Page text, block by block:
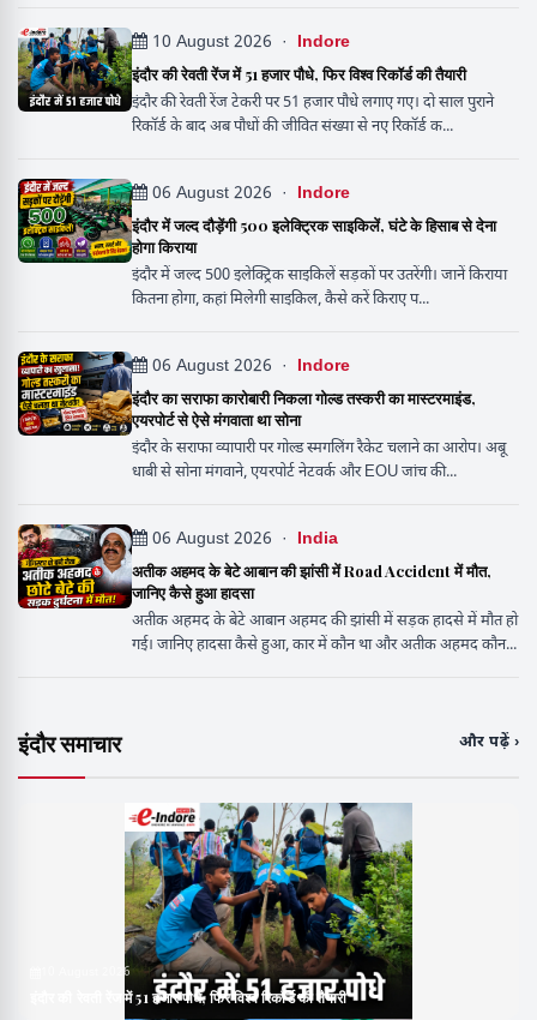
10 August 2026 · Indore
इंदौर की रेवती रेंज में 51 हजार पौधे, फिर विश्व रिकॉर्ड की तैयारी
इंदौर की रेवती रेंज टेकरी पर 51 हजार पौधे लगाए गए। दो साल पुराने
रिकॉर्ड के बाद अब पौधों की जीवित संख्या से नए रिकॉर्ड क...
06 August 2026 · Indore
इंदौर में जल्द दौड़ेंगी 500 इलेक्ट्रिक साइकिलें, घंटे के हिसाब से देना
होगा किराया
इंदौर में जल्द 500 इलेक्ट्रिक साइकिलें सड़कों पर उतरेंगी। जानें किराया
कितना होगा, कहां मिलेगी साइकिल, कैसे करें किराए प...
06 August 2026 · Indore
इंदौर का सराफा कारोबारी निकला गोल्ड तस्करी का मास्टरमाइंड,
एयरपोर्ट से ऐसे मंगवाता था सोना
इंदौर के सराफा व्यापारी पर गोल्ड स्मगलिंग रैकेट चलाने का आरोप। अबू
धाबी से सोना मंगवाने, एयरपोर्ट नेटवर्क और EOU जांच की...
06 August 2026 · India
अतीक अहमद के बेटे आबान की झांसी में Road Accident में मौत,
जानिए कैसे हुआ हादसा
अतीक अहमद के बेटे आबान अहमद की झांसी में सड़क हादसे में मौत हो
गई। जानिए हादसा कैसे हुआ, कार में कौन था और अतीक अहमद कौन...
इंदौर समाचार और पढ़ें ›
10 August 2026
इंदौर की रेवती रेंज में 51 हजार पौधे, फिर विश्व रिकॉर्ड की तैयारी